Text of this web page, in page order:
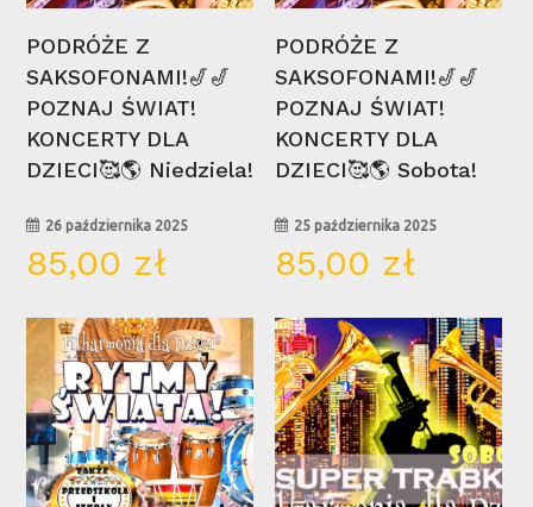
Brak produktów w koszyku.
Go To Shop
Wybierz Opcje
PODRÓŻE Z
SAKSOFONAMI!🎷🎷
POZNAJ ŚWIAT!
KONCERTY DLA
DZIECI🥰🌎 Niedziela!
26 października 2025
85,00 zł
Wybierz Opcje
PODRÓŻE Z
SAKSOFONAMI!🎷🎷
POZNAJ ŚWIAT!
KONCERTY DLA
DZIECI🥰🌎 Sobota!
25 października 2025
85,00 zł
12
kwi
06
kwi